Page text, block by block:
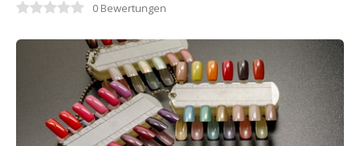
0 Bewertungen